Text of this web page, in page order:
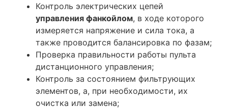
Контроль электрических цепей
управления фанкойлом, в ходе которого
измеряется напряжение и сила тока, а
также проводится балансировка по фазам;
Проверка правильности работы пульта
дистанционного управления;
Контроль за состоянием фильтрующих
элементов, а, при необходимости, их
очистка или замена;